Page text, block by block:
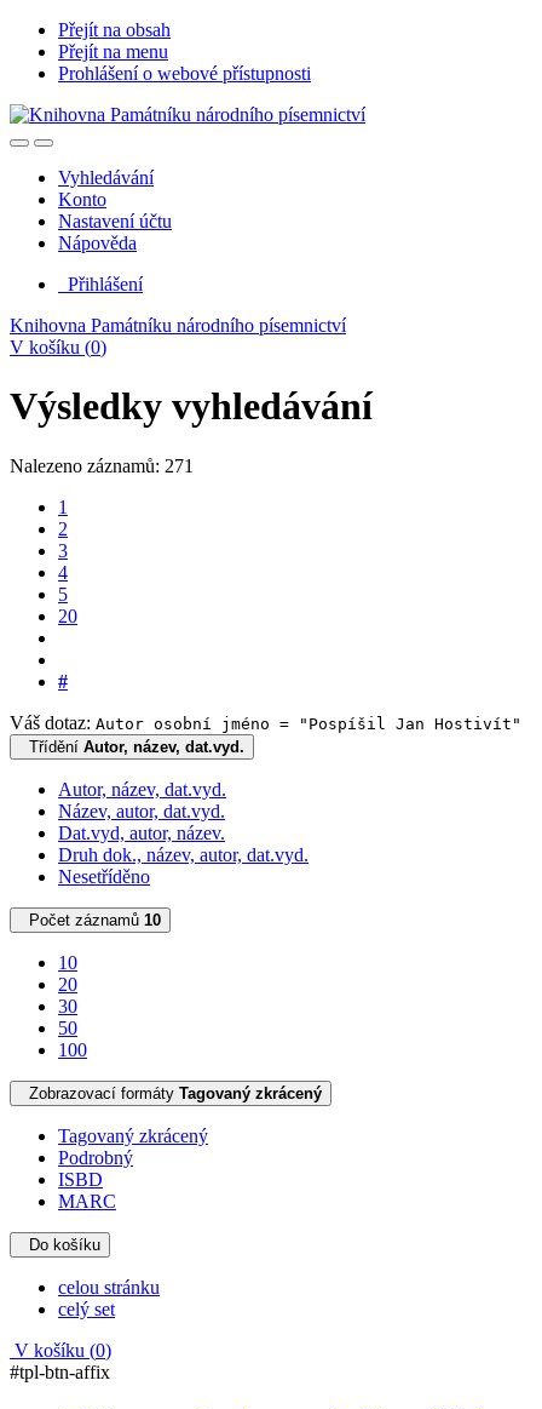
Přejít na obsah
Přejít na menu
Prohlášení o webové přístupnosti
Vyhledávání
Konto
Nastavení účtu
Nápověda
Přihlášení
Knihovna Památníku národního písemnictví
V košíku (0)
Výsledky vyhledávání
Nalezeno záznamů: 271
1
2
3
4
5
20
#
Váš dotaz: Autor osobní jméno = "Pospíšil Jan Hostivít"
Třídění Autor, název, dat.vyd.
Autor, název, dat.vyd.
Název, autor, dat.vyd.
Dat.vyd, autor, název.
Druh dok., název, autor, dat.vyd.
Nesetříděno
Počet záznamů 10
10
20
30
50
100
Zobrazovací formáty Tagovaný zkrácený
Tagovaný zkrácený
Podrobný
ISBD
MARC
Do košíku
celou stránku
celý set
V košíku (0)
#tpl-btn-affix